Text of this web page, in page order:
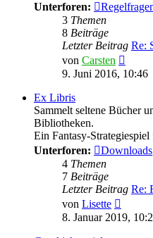
Unterforen:
3 Themen
8 Beiträge
Letzter Beitrag Re:
von Carsten
Beitrag
9. Juni 2016, 10:46
Ex Libris
Sammelt seltene Bücher
Bibliotheken.
Ein Fantasy-
Unterforen:
Downloads
4 Themen
7 Beiträge
Letzter Beitrag Re:
von Lisette
Beitrag
8. Januar 2019,